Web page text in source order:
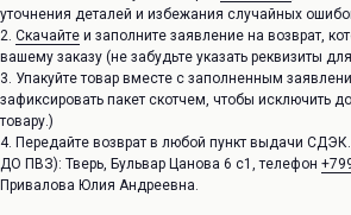
уточнения деталей и избежания случайных
2. Скачайте и заполните заявление на возврат,
вашему заказу (не забудьте указать реквизиты
3. Упакуйте товар вместе с заполненным
зафиксировать пакет скотчем, чтобы исключить
товару.)
4. Передайте возврат в любой пункт выдачи
ДО ПВЗ): Тверь, Бульвар Цанова 6 с1, телефон
Привалова Юлия Андреевна.